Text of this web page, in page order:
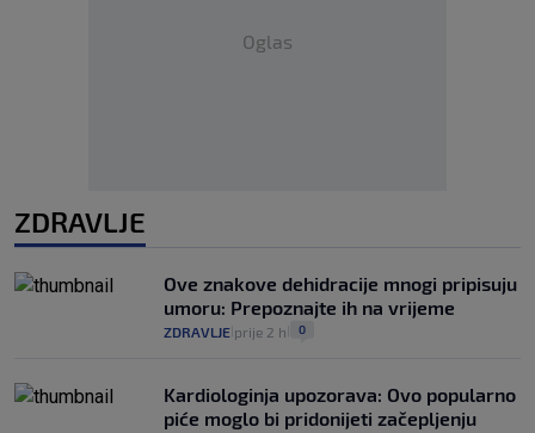
Oglas
ZDRAVLJE
Ove znakove dehidracije mnogi pripisuju
umoru: Prepoznajte ih na vrijeme
ZDRAVLJE prije 2 h 0
Kardiologinja upozorava: Ovo popularno
piće moglo bi pridonijeti začepljenju